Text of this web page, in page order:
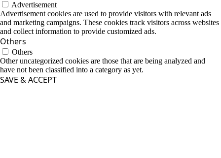
Advertisement
Advertisement cookies are used to provide visitors with relevant ads
and marketing campaigns. These cookies track visitors across websites
and collect information to provide customized ads.
Others
Others
Other uncategorized cookies are those that are being analyzed and
have not been classified into a category as yet.
SAVE & ACCEPT